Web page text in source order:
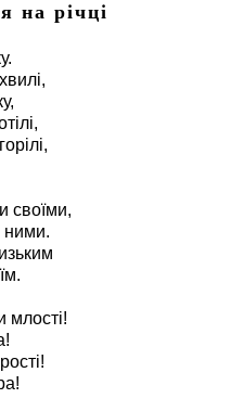
на річці
своїми,
ними.
млості!